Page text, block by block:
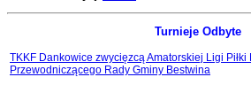
Turnieje Odbyte
TKKF Dankowice zwycięzcą Amatorskiej Ligi
Przewodniczącego Rady Gminy Bestwina